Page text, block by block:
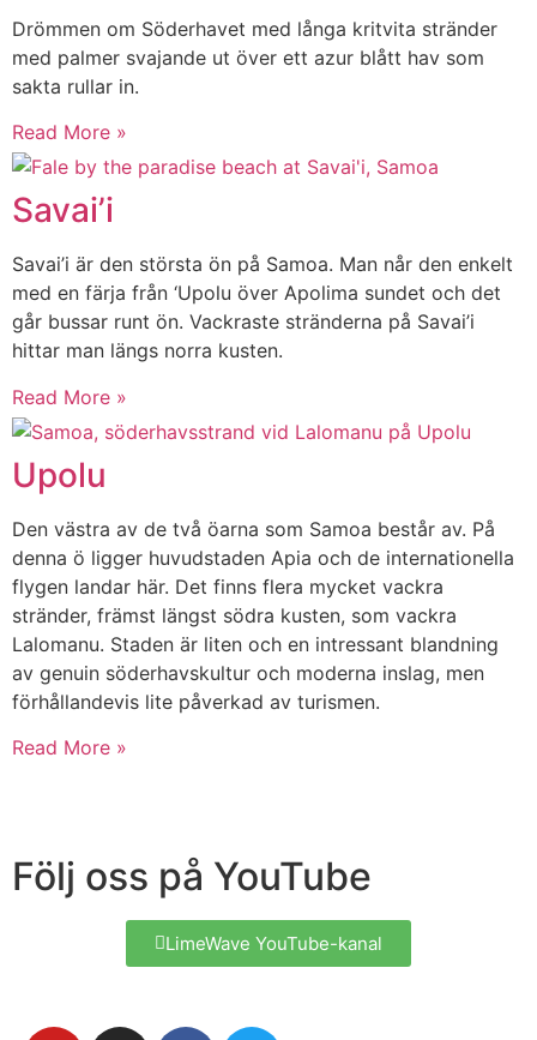
Drömmen om Söderhavet med långa kritvita stränder
med palmer svajande ut över ett azur blått hav som
sakta rullar in.
Read More »
Savai’i
Savai’i är den största ön på Samoa. Man når den enkelt
med en färja från ‘Upolu över Apolima sundet och det
går bussar runt ön. Vackraste stränderna på Savai’i
hittar man längs norra kusten.
Read More »
Upolu
Den västra av de två öarna som Samoa består av. På
denna ö ligger huvudstaden Apia och de internationella
flygen landar här. Det finns flera mycket vackra
stränder, främst längst södra kusten, som vackra
Lalomanu. Staden är liten och en intressant blandning
av genuin söderhavskultur och moderna inslag, men
förhållandevis lite påverkad av turismen.
Read More »
Följ oss på YouTube
LimeWave YouTube-kanal